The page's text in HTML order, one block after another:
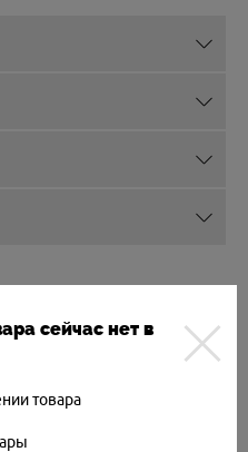
сейчас нет в
товара